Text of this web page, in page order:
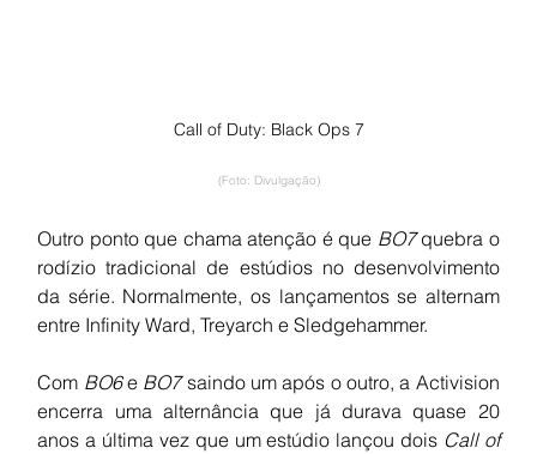
Call of Duty: Black Ops 7
(Foto: Divulgação)
Outro ponto que chama atenção é que BO7 quebra o
rodízio tradicional de estúdios no desenvolvimento
da série. Normalmente, os lançamentos se alternam
entre Infinity Ward, Treyarch e Sledgehammer.
Com BO6 e BO7 saindo um após o outro, a Activision
encerra uma alternância que já durava quase 20
anos a última vez que um estúdio lançou dois Call of